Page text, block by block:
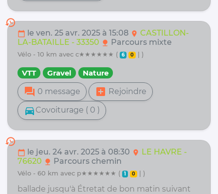
history
calendar_today le ven. 25 avr. 2025 à 15:08 location_on CASTILLON-
LA-BATAILLE - 33350 nature Parcours mixte
vélo - 10 km avec c★★★★★★ ( 6 0 | )
VTT Gravel Nature
forum 0 message add_box Rejoindre
directions_car Covoiturage ( 0 )
history
calendar_today le jeu. 24 avr. 2025 à 08:30 location_on
LE HAVRE -
76620 nature Parcours chemin
vélo - 60 km avec p★★★★★★ ( 1 0 | )
ballade jusqu'à Étretat de bon matin suivant